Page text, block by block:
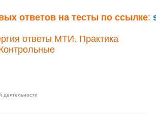
ответов на тесты по ссылке:
ответы МТИ. Практика
деятельности